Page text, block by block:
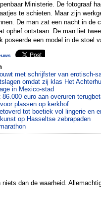
Ministerie. De fotograaf
te schieten. Maar zijn
De man zat een nacht in de
ophef ontstaan. De man liet
poseerde een model in de stoel
met schrijfster van erotisch-
omdat zij klas Het
in Mexico-stad
euro aan overuren
plassen op kerkhof
tot boetiek vol lingerie en
op Hasseltse zebrapaden
niets dan de waarheid.